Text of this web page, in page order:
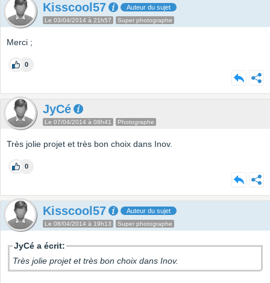
Kisscool57 Auteur du sujet
Le 03/04/2014 à 21h57 Super photographe
Merci ;
0
JyCé
Le 07/04/2014 à 08h41 Photographe
Très jolie projet et très bon choix dans Inov.
0
Kisscool57 Auteur du sujet
Le 08/04/2014 à 19h13 Super photographe
JyCé a écrit:
Très jolie projet et très bon choix dans Inov.